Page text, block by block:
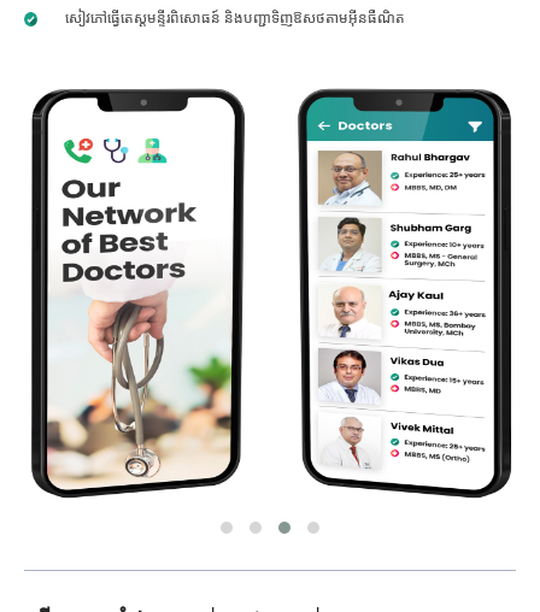
សៀវភៅធ្វើតេស្តមន្ទីរពិសោធន៍ និងបញ្ជាទិញឱសថតាមអ៊ីនធឺណិត